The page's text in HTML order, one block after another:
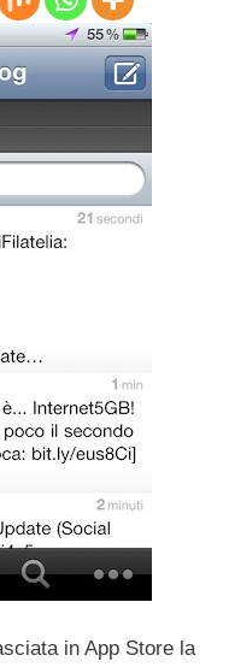
in App Store la